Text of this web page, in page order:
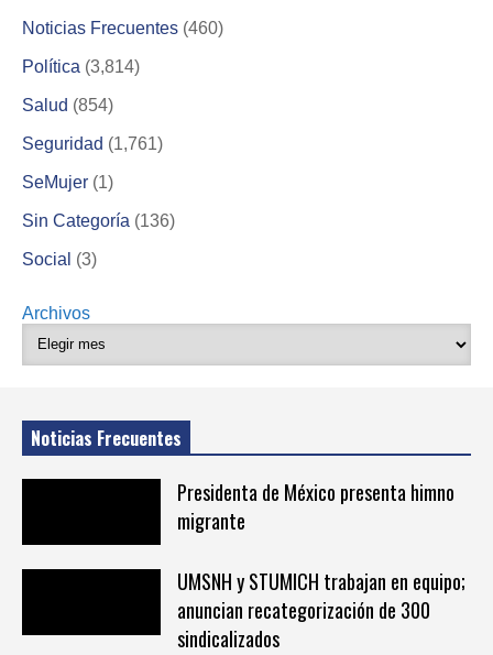
Noticias Frecuentes (460)
Política (3,814)
Salud (854)
Seguridad (1,761)
SeMujer (1)
Sin Categoría (136)
Social (3)
Archivos
Noticias Frecuentes
Presidenta de México presenta himno
migrante
UMSNH y STUMICH trabajan en equipo;
anuncian recategorización de 300
sindicalizados